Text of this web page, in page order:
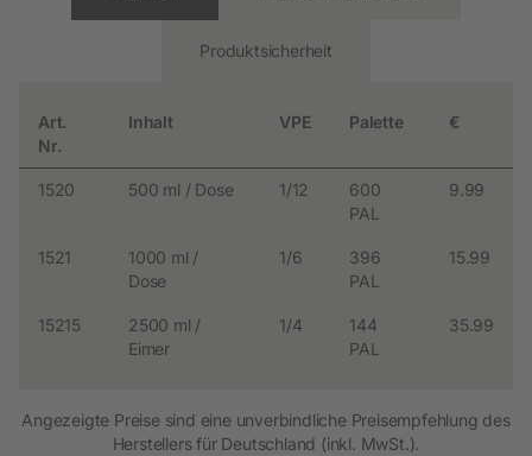
Art.
Nr.
Inhalt VPE Palette €
1520 500 ml / Dose 1/12
600
PAL
9.99
1521
1000 ml /
Dose
1/6
396
PAL
15.99
15215
2500 ml /
Eimer
1/4
144
PAL
35.99
Produktsicherheit
Angezeigte Preise sind eine unverbindliche Preisempfehlung des
Herstellers für Deutschland (inkl. MwSt.).